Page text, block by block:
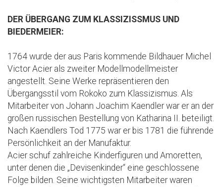
DER ÜBERGANG ZUM KLASSIZISSMUS UND
BIEDERMEIER:
1764 wurde der aus Paris kommende Bildhauer Michel
Victor Acier als zweiter Modellmodellmeister
angestellt. Seine Werke repräsentieren den
Übergangsstil vom Rokoko zum Klassizismus. Als
Mitarbeiter von Johann Joachim Kaendler war er an der
großen russischen Bestellung von Katharina II. beteiligt.
Nach Kaendlers Tod 1775 war er bis 1781 die führende
Persönlichkeit an der Manufaktur.
Acier schuf zahlreiche Kinderfiguren und Amoretten,
unter denen die „Devisenkinder“ eine geschlossene
Folge bilden. Seine wichtigsten Mitarbeiter waren